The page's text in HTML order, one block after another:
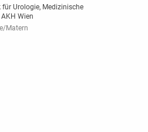
Urologie, Medizinische
Wien
Matern